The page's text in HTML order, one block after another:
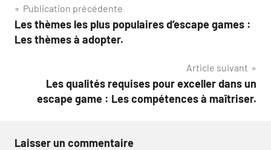
Navigation
de
Publication précédente
Les thèmes les plus populaires d’escape games :
Les thèmes à adopter.
Article suivant
Les qualités requises pour exceller dans un
escape game : Les compétences à maîtriser.
Laisser un commentaire